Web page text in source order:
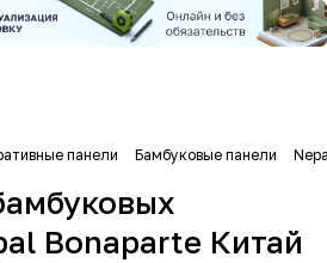
панели Бамбуковые панели
Bonaparte Китай